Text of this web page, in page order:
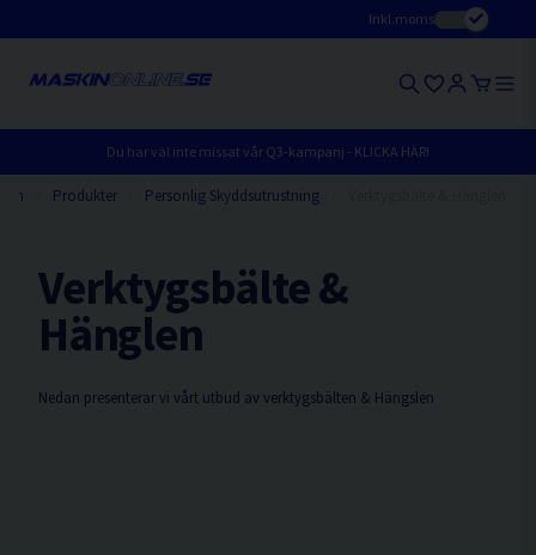
Inkl.moms
Du har väl inte missat vår Q3-kampanj - KLICKA HÄR!
Produkter Personlig Skyddsutrustning
Verktygsbälte &
Hänglen
Nedan presenterar vi vårt utbud av verktygsbälten & Hängslen